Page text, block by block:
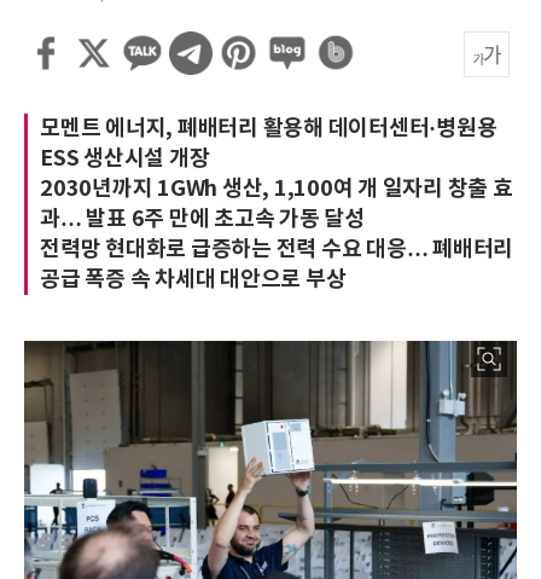
모멘트 에너지, 폐배터리 활용해 데이터센터·병원용
ESS 생산시설 개장
2030년까지 1GWh 생산, 1,100여 개 일자리 창출 효
과… 발표 6주 만에 초고속 가동 달성
전력망 현대화로 급증하는 전력 수요 대응… 폐배터리
공급 폭증 속 차세대 대안으로 부상